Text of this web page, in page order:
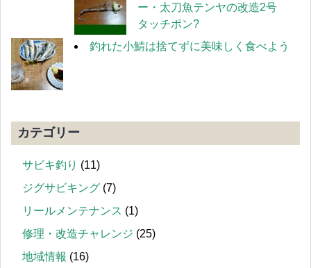
ー・太刀魚テンヤの改造2号
タッチポン?
釣れた小鯖は捨てずに美味しく食べよう
カテゴリー
サビキ釣り (11)
ジグサビキング (7)
リールメンテナンス (1)
修理・改造チャレンジ (25)
地域情報 (16)